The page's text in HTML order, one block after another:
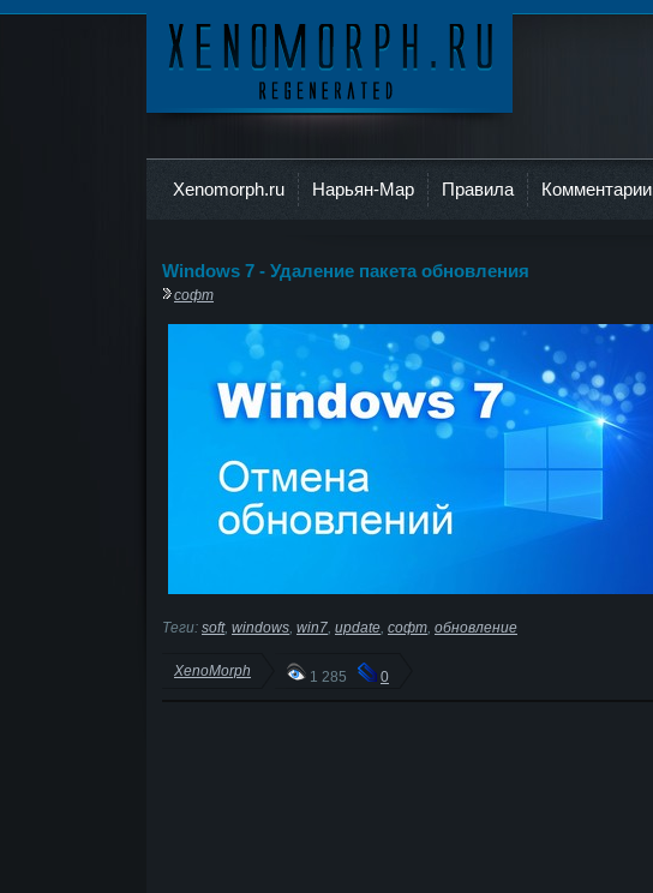
Xenomorph.ru Нарьян-Мар Правила Комментарии
Windows 7 - Удаление пакета обновления
софт
Теги: soft, windows win7 update софт обновление
XenoMorph 1 285 0